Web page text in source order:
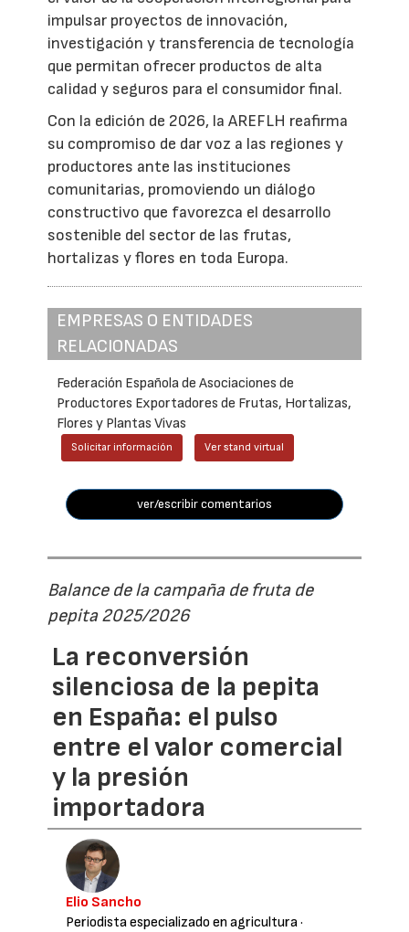
impulsar proyectos de innovación,
investigación y transferencia de tecnología
que permitan ofrecer productos de alta
calidad y seguros para el consumidor final.
Con la edición de 2026, la AREFLH reafirma
su compromiso de dar voz a las regiones y
productores ante las instituciones
comunitarias, promoviendo un diálogo
constructivo que favorezca el desarrollo
sostenible del sector de las frutas,
hortalizas y flores en toda Europa.
EMPRESAS O ENTIDADES
RELACIONADAS
Federación Española de Asociaciones de
Productores Exportadores de Frutas, Hortalizas,
Flores y Plantas Vivas
Solicitar información Ver stand virtual
ver/escribir comentarios
Balance de la campaña de fruta de
pepita 2025/2026
La reconversión
silenciosa de la pepita
en España: el pulso
entre el valor comercial
y la presión
importadora
Elio Sancho
Periodista especializado en agricultura·